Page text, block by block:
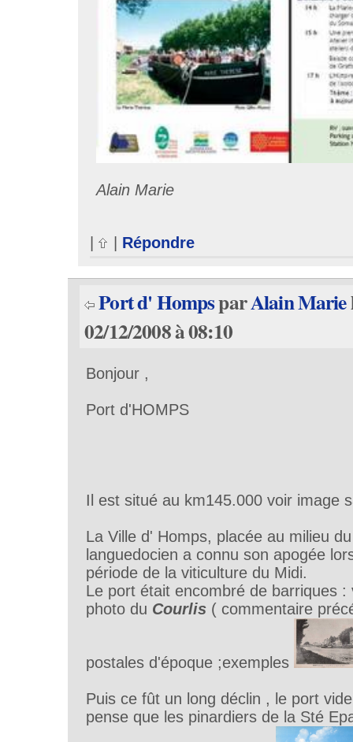
Alain Marie
Répondre
Port d' HompsparAlain Marie
02/12/2008 à 08:10
Bonjour ,
Port d'HOMPS
Il est situé au km145.000 voir image
La Ville d' Homps, placée au milieu
languedocien a connu son apogée
période de la viticulture du Midi.
Le port était encombré de barriques :
photo du Courlis ( commentaire
postales d'époque ;exemples
Puis ce fût un long déclin , le port
pense que les pinardiers de la Sté